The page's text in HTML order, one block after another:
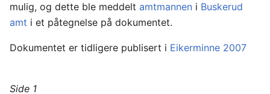
mulig, og dette ble meddelt amtmannen i Buskerud
amt i et påtegnelse på dokumentet.
Dokumentet er tidligere publisert i Eikerminne 2007
Side 1